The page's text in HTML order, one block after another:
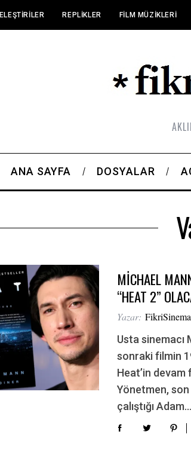
ELEŞTIRILER REPLIKLER FILM MÜZIKLERI
ANA SAYFA DOSYALAR
MİCHAEL
“HEAT 2”
Yazar: FikriSinema
Usta sinemacı
sonraki filmin
Heat’in devam
Yönetmen,
çalıştığı Adam…